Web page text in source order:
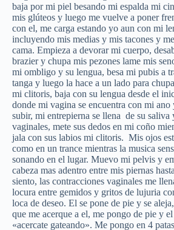
baja por mi piel besando mi espalda mi
mis glúteos y luego me vuelve a poner
con el, me carga estando yo aun con mi
incluyendo mis medias y mis tacones y
cama. Empieza a devorar mi cuerpo,
brazier y chupa mis pezones lame mis
mi ombligo y su lengua, besa mi pubis a
tanga y luego la hace a un lado para
mi clitoris, baja con su lengua desde el
donde mi vagina se encuentra con mi ano
subir, mi entrepierna se llena de su saliva
vaginales, mete sus dedos en mi coño
jala con sus labios mi clitoris. Mis ojos
como en un trance mientras la musica
sonando en el lugar. Muevo mi pelvis y
cabeza mas adentro entre mis piernas
siento, las contracciones vaginales me
locura entre gemidos y gritos de lujuria
loca de deseo. El se pone de pie y se
que me acerque a el, me pongo de pie y
«acercate gateando». Me pongo en 4